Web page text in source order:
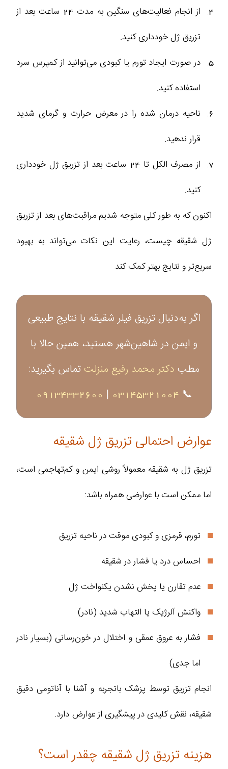
از انجام فعالیت‌های سنگین به مدت 24 ساعت بعد از
تزریق ژل خودداری کنید.
در صورت ایجاد تورم یا کبودی می‌توانید از کمپرس سرد
استفاده کنید.
ناحیه درمان شده را در معرض حرارت و گرمای شدید
قرار ندهید.
از مصرف الکل تا 24 ساعت بعد از تزریق ژل خودداری
کنید.
اکنون که به طور کلی متوجه شدیم مراقبت‌های بعد از تزریق
ژل شقیقه چیست، رعایت این نکات می‌تواند به بهبود
سریع‌تر و نتایج بهتر کمک کند.
اگر به‌دنبال تزریق فیلر شقیقه با نتایج طبیعی
و ایمن در شاهین‌شهر هستید، همین حالا با
مطب دکتر محمد رفیع منزلت تماس بگیرید:
📞
03145321004
|
09134332600
عوارض احتمالی تزریق ژل شقیقه
تزریق ژل به شقیقه معمولاً روشی ایمن و کم‌تهاجمی است،
اما ممکن است با عوارضی همراه باشد:
تورم، قرمزی و کبودی موقت در ناحیه تزریق
احساس درد یا فشار در شقیقه
عدم تقارن یا پخش نشدن یکنواخت ژل
واکنش آلرژیک یا التهاب شدید (نادر)
فشار به عروق عمقی و اختلال در خون‌رسانی (بسیار نادر
اما جدی)
انجام تزریق توسط پزشک باتجربه و آشنا با آناتومی دقیق
شقیقه، نقش کلیدی در پیشگیری از عوارض دارد.
هزینه تزریق ژل شقیقه چقدر است؟